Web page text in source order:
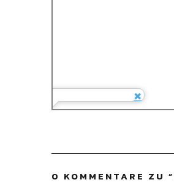
0 KOMMENTARE ZU “